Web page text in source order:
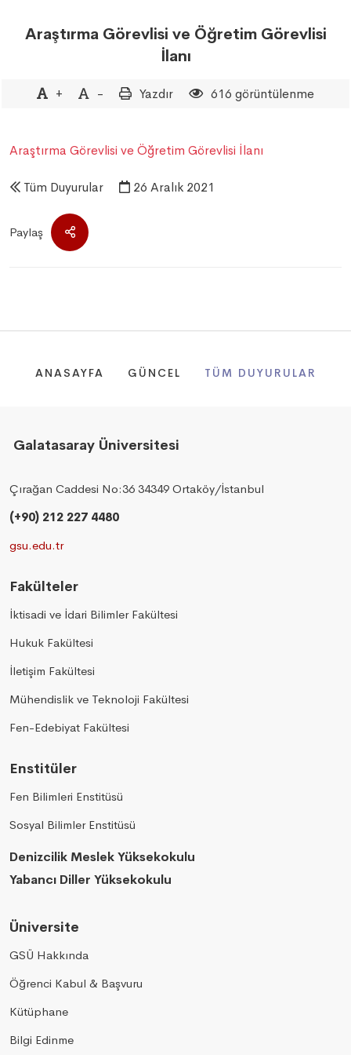
Araştırma Görevlisi ve Öğretim Görevlisi
İlanı
+ - Yazdır 616 görüntülenme
Araştırma Görevlisi ve Öğretim Görevlisi İlanı
Tüm Duyurular 26 Aralık 2021
Paylaş
ANASAYFA GÜNCEL TÜM DUYURULAR
Galatasaray Üniversitesi
Çırağan Caddesi No:36 34349 Ortaköy/İstanbul
(+90) 212 227 4480
gsu.edu.tr
Fakülteler
İktisadi ve İdari Bilimler Fakültesi
Hukuk Fakültesi
İletişim Fakültesi
Mühendislik ve Teknoloji Fakültesi
Fen-Edebiyat Fakültesi
Enstitüler
Fen Bilimleri Enstitüsü
Sosyal Bilimler Enstitüsü
Denizcilik Meslek Yüksekokulu
Yabancı Diller Yüksekokulu
Üniversite
GSÜ Hakkında
Öğrenci Kabul & Başvuru
Kütüphane
Bilgi Edinme